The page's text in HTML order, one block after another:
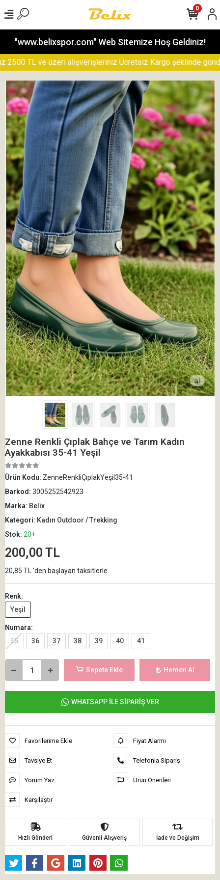
"www.belixspor.com" Web Sitemize Hoş Geldiniz!
TL ve üzeri alışverişleriniz Ücretsiz Kargo şeklinde
0
Zenne Renkli Çıplak Bahçe ve Tarım Kadın
Ayakkabısı 35-41 Yeşil
Ürün Kodu: ZenneRenkliÇıplakYeşil35-41
Barkod: 3005252542923
Marka: Belix
Kategori: Kadın Outdoor / Trekking
Stok: 20+
200,00 TL
20,85 TL 'den başlayan taksitlerle
Renk:
Yeşil
Numara:
35
36 37 38 39 40 41
Sepete Ekle Hemen Al
WHATSAPP İLE SİPARİŞ VER
Favorilerime Ekle
Tavsiye Et
Yorum Yaz
Karşılaştır
Fiyat Alarmı
Telefonla Sipariş
Ürün Önerileri
Hızlı Gönderi Güvenli Alışveriş İade ve Değişim